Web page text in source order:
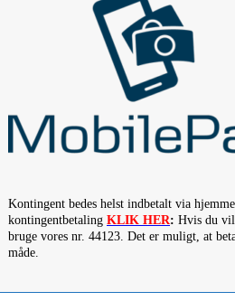
Kontingent bedes helst indbetalt via
kontingentbetaling KLIK HER: Hvis du vil
bruge vores nr. 44123. Det er muligt, at
måde.